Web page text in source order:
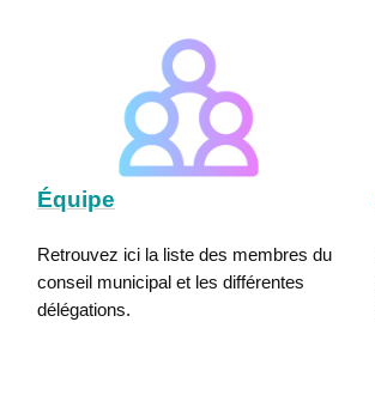
Équipe
Retrouvez ici la liste des membres du
conseil municipal et les différentes
délégations.